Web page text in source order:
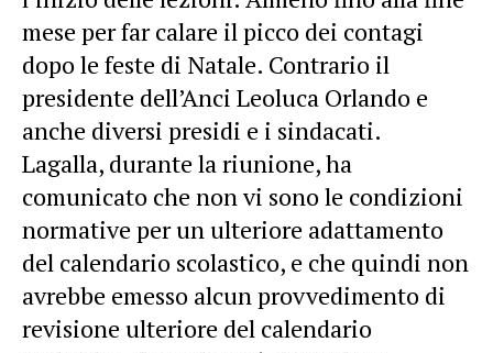
mese per far calare il picco dei contagi
dopo le feste di Natale. Contrario il
presidente dell’Anci Leoluca Orlando e
anche diversi presidi e i sindacati.
Lagalla, durante la riunione, ha
comunicato che non vi sono le condizioni
normative per un ulteriore adattamento
del calendario scolastico, e che quindi non
avrebbe emesso alcun provvedimento di
revisione ulteriore del calendario